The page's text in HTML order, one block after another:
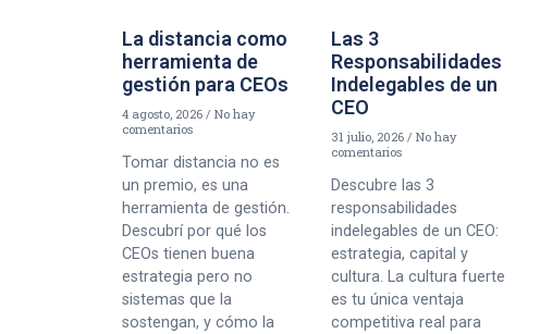
La distancia como
herramienta de
gestión para CEOs
4 agosto, 2026
No hay
comentarios
Tomar distancia no es
un premio, es una
herramienta de gestión.
Descubrí por qué los
CEOs tienen buena
estrategia pero no
sistemas que la
sostengan, y cómo la
Las 3
Responsabilidades
Indelegables de un
CEO
31 julio, 2026 No hay
comentarios
Descubre las 3
responsabilidades
indelegables de un CEO:
estrategia, capital y
cultura. La cultura fuerte
es tu única ventaja
competitiva real para